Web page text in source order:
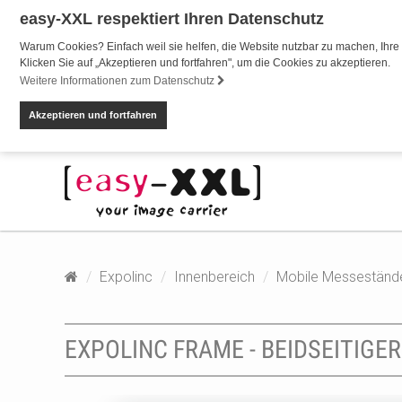
easy-XXL respektiert Ihren Datenschutz
Warum Cookies? Einfach weil sie helfen, die Website nutzbar zu machen,
Klicken Sie auf „Akzeptieren und fortfahren", um die Cookies zu akzeptieren.
Weitere Informationen zum Datenschutz
Akzeptieren und fortfahren
Expolinc Innenbereich Mobile
EXPOLINC FRAME -